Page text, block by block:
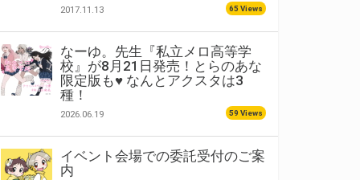
2017.11.13 65 Views
なーゆ。先生『私立メロ高等学
校』が8月21日発売！とらのあな
限定版も♥ なんとアクスタは3
種！
2026.06.19 59 Views
イベント会場での委託受付のご案
内